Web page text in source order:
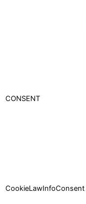
CONSENT
CookieLawInfoConsent